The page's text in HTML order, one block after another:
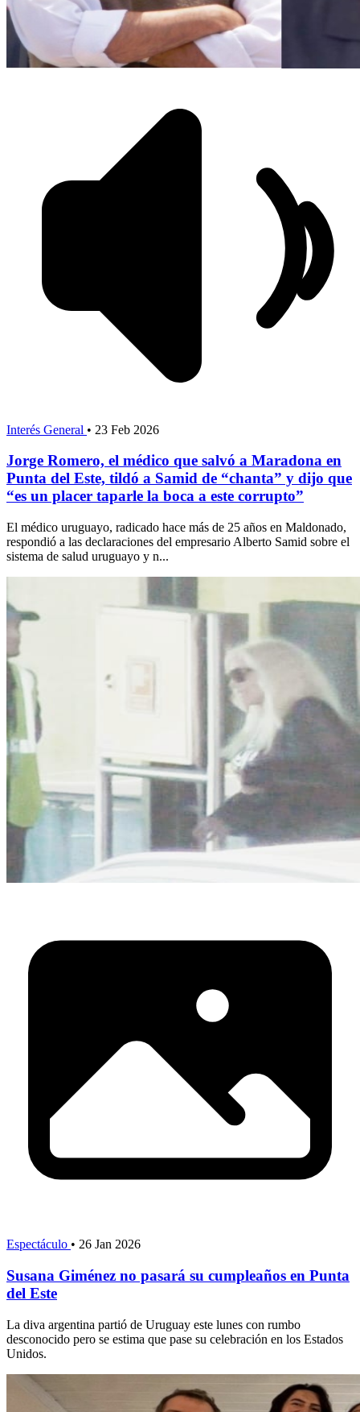
Interés General • 23 Feb 2026
Jorge Romero, el médico que salvó a Maradona en
Punta del Este, tildó a Samid de “chanta” y dijo que
“es un placer taparle la boca a este corrupto”
El médico uruguayo, radicado hace más de 25 años en Maldonado,
respondió a las declaraciones del empresario Alberto Samid sobre el
sistema de salud uruguayo y n...
Espectáculo • 26 Jan 2026
Susana Giménez no pasará su cumpleaños en Punta
del Este
La diva argentina partió de Uruguay este lunes con rumbo
desconocido pero se estima que pase su celebración en los Estados
Unidos.